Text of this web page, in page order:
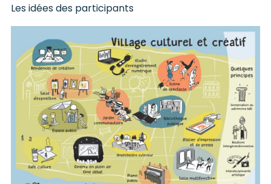
Les idées des participants